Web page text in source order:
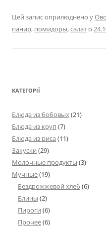
Цей запис оприлюднено у
панир, помидоры,салато
КАТЕГОРІЇ
Блюда из бобовых(21)
Блюда из круп (7)
Блюда из риса (11)
Закуски (29)
Молочные продукты (3)
Мучные(19)
Бездрожжевой хлеб (6)
Блины (2)
Пироги (6)
Прочее(6)